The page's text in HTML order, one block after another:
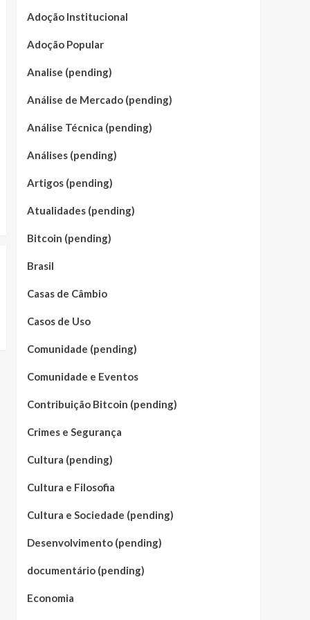
Adoção Institucional
Adoção Popular
Analise (pending)
Análise de Mercado (pending)
Análise Técnica (pending)
Análises (pending)
Artigos (pending)
Atualidades (pending)
Bitcoin (pending)
Brasil
Casas de Câmbio
Casos de Uso
Comunidade (pending)
Comunidade e Eventos
Contribuição Bitcoin (pending)
Crimes e Segurança
Cultura (pending)
Cultura e Filosofia
Cultura e Sociedade (pending)
Desenvolvimento (pending)
documentário (pending)
Economia